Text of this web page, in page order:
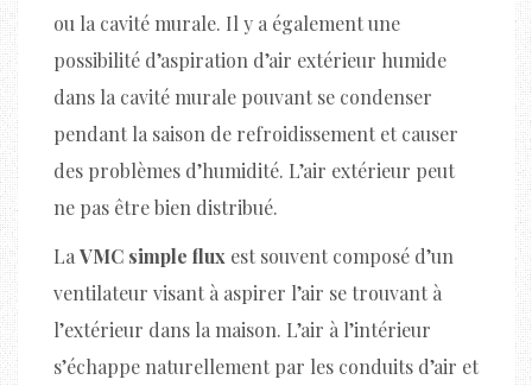
ou la cavité murale. Il y a également une
possibilité d’aspiration d’air extérieur humide
dans la cavité murale pouvant se condenser
pendant la saison de refroidissement et causer
des problèmes d’humidité. L’air extérieur peut
ne pas être bien distribué.
La VMC simple flux est souvent composé d’un
ventilateur visant à aspirer l’air se trouvant à
l’extérieur dans la maison. L’air à l’intérieur
s’échappe naturellement par les conduits d’air et